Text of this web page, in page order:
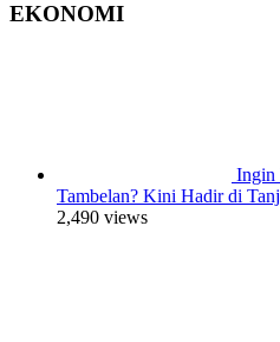
EKONOMI
Ingin
Tambelan? Kini Hadir di
2,490 views